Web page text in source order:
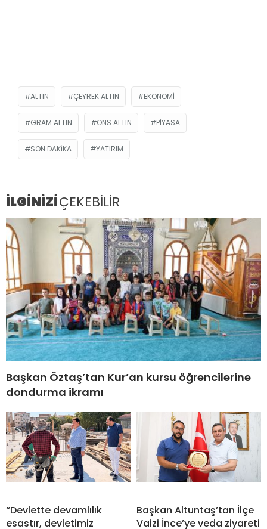
ALTIN ÇEYREK ALTIN EKONOMI
GRAM ALTIN ONS ALTIN PIYASA
SON DAKIKA YATIRIM
İLGİNİZİÇEKEBİLİR
Başkan Öztaş’tan Kur’an kursu öğrencilerine
dondurma ikramı
“Devlette devamlılık
esastır, devletimiz
Başkan Altuntaş’tan İlçe
Vaizi İnce’ye veda ziyareti